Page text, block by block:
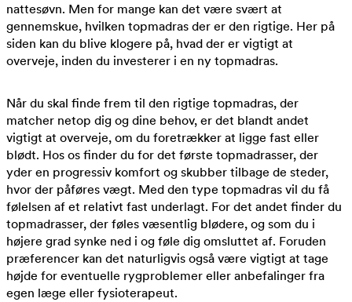
nattesøvn. Men for mange kan det være svært at
gennemskue, hvilken topmadras der er den rigtige. Her på
siden kan du blive klogere på, hvad der er vigtigt at
overveje, inden du investerer i en ny topmadras.
Når du skal finde frem til den rigtige topmadras, der
matcher netop dig og dine behov, er det blandt andet
vigtigt at overveje, om du foretrækker at ligge fast eller
blødt. Hos os finder du for det første topmadrasser, der
yder en progressiv komfort og skubber tilbage de steder,
hvor der påføres vægt. Med den type topmadras vil du få
følelsen af et relativt fast underlagt. For det andet finder du
topmadrasser, der føles væsentlig blødere, og som du i
højere grad synke ned i og føle dig omsluttet af. Foruden
præferencer kan det naturligvis også være vigtigt at tage
højde for eventuelle rygproblemer eller anbefalinger fra
egen læge eller fysioterapeut.